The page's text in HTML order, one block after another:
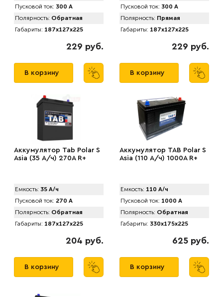
Пусковой ток: 300 А
Полярность: Обратная
Габариты: 187x127x225
229 руб.
В корзину
Пусковой ток: 300 А
Полярность: Прямая
Габариты: 187x127x225
229 руб.
В корзину
Аккумулятор Tab Polar S
Asia (35 А/ч) 270A R+
Емкость: 35 А/ч
Пусковой ток: 270 А
Полярность: Обратная
Габариты: 187x127x225
204 руб.
В корзину
Аккумулятор TAB Polar S
Asia (110 А/ч) 1000A R+
Емкость: 110 А/ч
Пусковой ток: 1000 А
Полярность: Обратная
Габариты: 330x175x225
625 руб.
В корзину